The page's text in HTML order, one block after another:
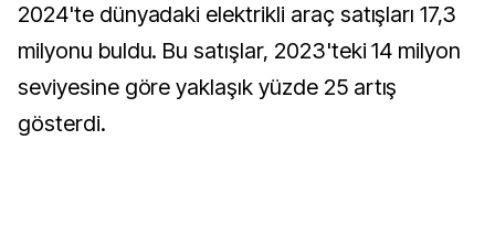
2024'te dünyadaki elektrikli araç satışları 17,3
milyonu buldu. Bu satışlar, 2023'teki 14 milyon
seviyesine göre yaklaşık yüzde 25 artış
gösterdi.